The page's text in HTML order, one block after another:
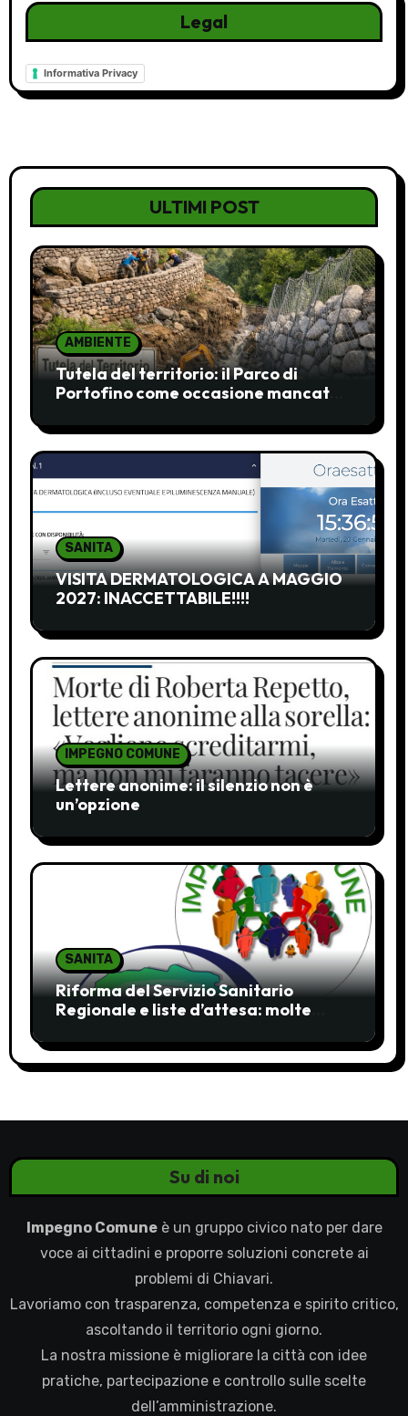
Legal
Informativa Privacy
ULTIMI POST
AMBIENTE
Tutela del territorio: il Parco di
Portofino come occasione mancata
SANITA
VISITA DERMATOLOGICA A MAGGIO
2027: INACCETTABILE!!!!
IMPEGNO COMUNE
Lettere anonime: il silenzio non è
un’opzione
SANITA
Riforma del Servizio Sanitario
Regionale e liste d’attesa: molte
Su di noi
Impegno Comuneè un gruppo civico nato per dare
voce ai cittadini e proporre soluzioni concrete ai
problemi di Chiavari.
Lavoriamo con trasparenza, competenza e spirito critico,
ascoltando il territorio ogni giorno.
La nostra missione è migliorare la città con idee
pratiche, partecipazione e controllo sulle scelte
dell’amministrazione.